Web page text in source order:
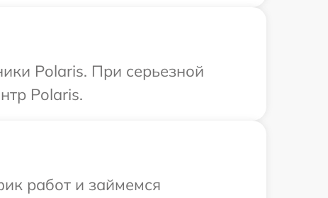
Polaris. При серьезной
Polaris.
работ и займемся